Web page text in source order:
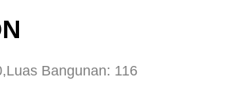
Luas Bangunan: 116